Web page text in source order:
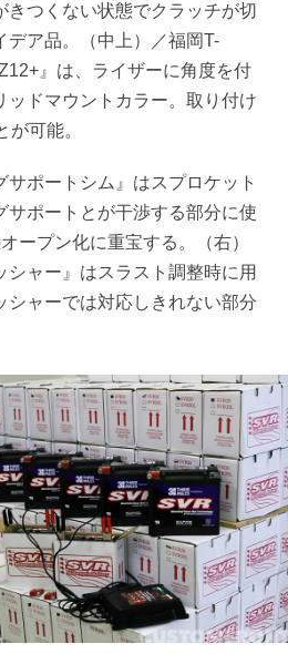
きつくない状態でクラッチが切
デア品。（中上）／福岡T-
』は、ライザーに角度を付
ッドマウントカラー。取り付け
可能。
サポートシム』はスプロケット
サポートとが干渉する部分に使
ープン化に重宝する。（右）
シャー』はスラスト調整時に用
シャーでは対応しきれない部分